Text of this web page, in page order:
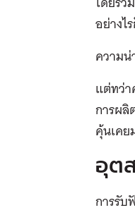
อย่าง
ความ
แต่ทว่
การผลิ
คุ้นเคย
อุต
การรับ